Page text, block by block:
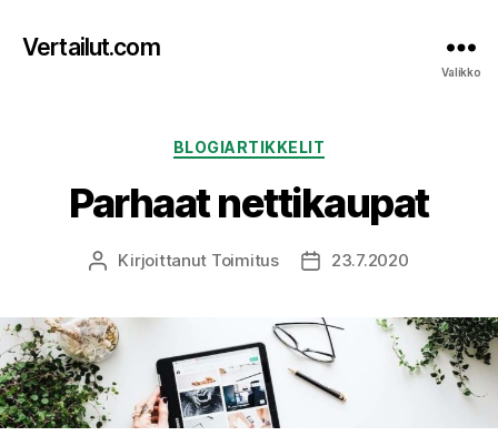
Vertailut.com
Valikko
Kategoriat
BLOGIARTIKKELIT
Parhaat nettikaupat
Kirjoittaja
Kirjoittanut Toimitus Julkaisupäivämäärä
23.7.2020